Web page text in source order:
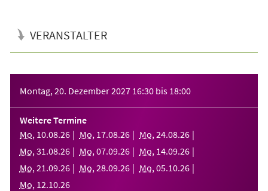
VERANSTALTER
Montag, 20. Dezember 2027 16:30 bis 18:00
Weitere Termine
Mo, 10.08.26 Mo, 17.08.26 Mo, 24.08.26
Mo, 31 .08.26 Mo, 07.09.26 Mo, 14.09.26
Mo, 21 .09.26 Mo, 28.09.26 Mo, 05.10.26
Mo, 12.10.26